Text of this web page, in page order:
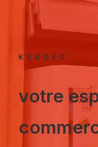
KERGER
votre